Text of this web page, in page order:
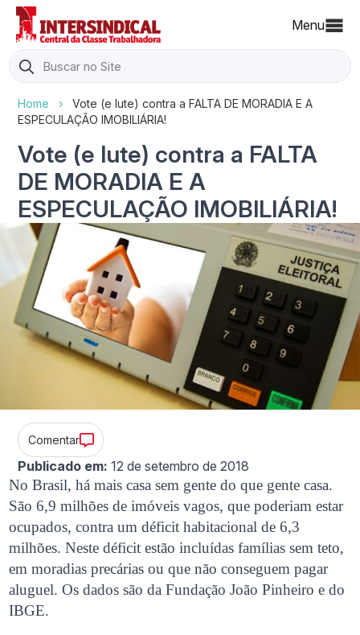
Menu
Search
for:
Home ›
Vote (e lute) contra a FALTA DE MORADIA E A
ESPECULAÇÃO IMOBILIÁRIA!
Vote (e lute) contra a FALTA
DE MORADIA E A
ESPECULAÇÃO IMOBILIÁRIA!
Comentar
Publicado em: 12 de setembro de 2018
No Brasil, há mais casa sem gente do que gente casa.
São 6,9 milhões de imóveis vagos, que poderiam estar
ocupados, contra um déficit habitacional de 6,3
milhões. Neste déficit estão incluídas famílias sem teto,
em moradias precárias ou que não conseguem pagar
aluguel. Os dados são da Fundação João Pinheiro e do
IBGE.